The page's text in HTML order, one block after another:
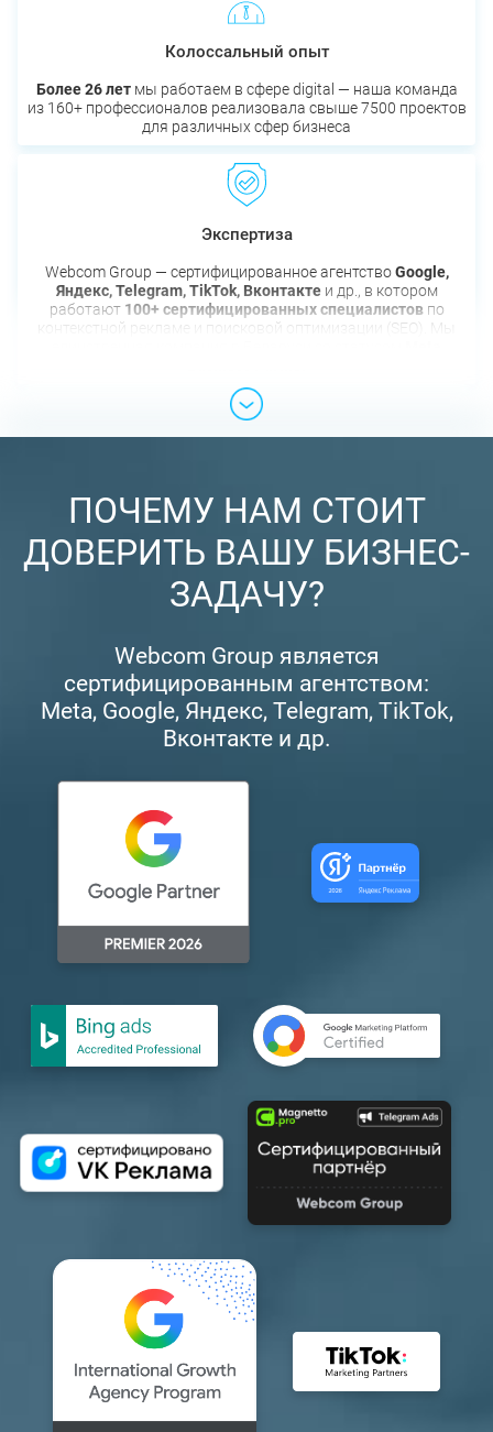
Колоссальный опыт
Более 26 летмы работаем в сфере digital — наша команда
из 160+ профессионалов реализовала свыше 7500 проектов
для различных сфер бизнеса
Экспертиза
Webcom Group — сертифицированное агентствоGoogle,
Яндекс, Telegram, TikTok, Вконтактеи др., в котором
работают 100+ сертифицированных специалистовпо
контекстной рекламе и поисковой оптимизации (SEO). Мы
ПОЧЕМУ НАМ СТОИТ
ДОВЕРИТЬ ВАШУ БИЗНЕС-
ЗАДАЧУ?
Webcom Group является
сертифицированным агентством:
Meta, Google, Яндекс, Telegram, TikTok,
Вконтакте и др.